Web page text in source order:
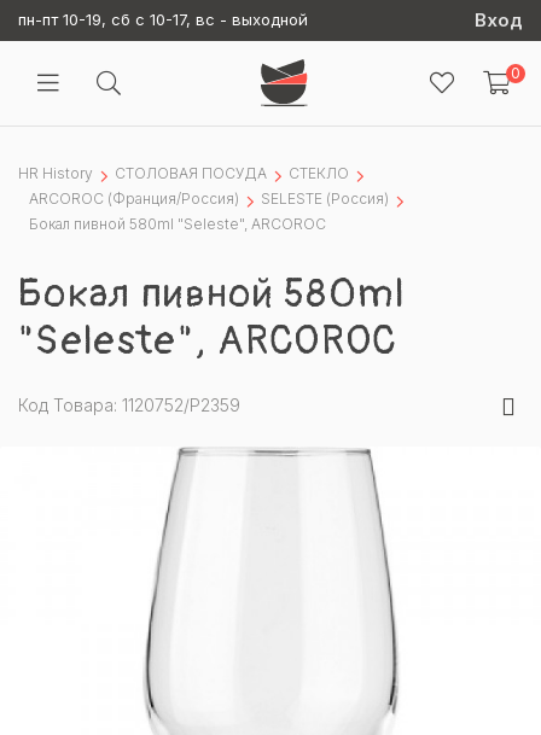
пн-пт 10-19, сб с 10-17, вс - выходной Вход
0
HR History СТОЛОВАЯ ПОСУДА
СТЕКЛО
ARCOROC (Франция/Россия)
SELESTE (Россия)
Бокал пивной 580ml "Seleste", ARCOROC
Бокал пивной 580ml
"Seleste", ARCOROC
Код Товара: 1120752/P2359